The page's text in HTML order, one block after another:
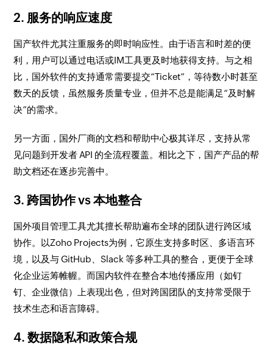
2. 服务的响应速度
国产软件尤其注重服务的即时响应性。由于语言和时差的便
利，用户可以通过电话或IM工具更及时地获得支持。与之相
比，国外软件的支持通常需要提交“Ticket”，等待数小时甚至
数天的反馈，虽然服务质量专业，但并不总是能满足“及时解
决”的需求。
另一方面，国外厂商的文档和帮助中心极其详尽，支持从常
见问题到开发者 API 的全流程覆盖。相比之下，国产产品的帮
助文档还在逐步完善中。
3. 跨国协作 vs 本地整合
国外项目管理工具尤其擅长帮助遍布全球的团队进行跨区域
协作。以Zoho Projects为例，它原生支持多时区、多语言环
境，以及与 GitHub、Slack 等多种工具的整合，更便于全球
化企业运筹帷幄。而国内软件在整合本地传播应用（如钉
钉、企业微信）上表现出色，但对跨国团队的支持常受限于
技术生态和语言障碍。
4. 数据隐私和政策合规